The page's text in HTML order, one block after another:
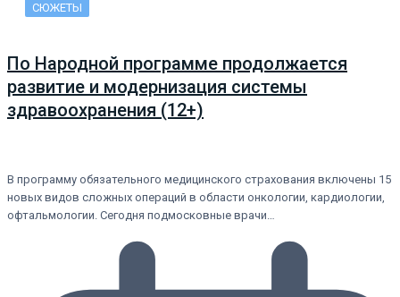
СЮЖЕТЫ
По Народной программе продолжается
развитие и модернизация системы
здравоохранения (12+)
В программу обязательного медицинского страхования включены 15
новых видов сложных операций в области онкологии, кардиологии,
офтальмологии. Сегодня подмосковные врачи…